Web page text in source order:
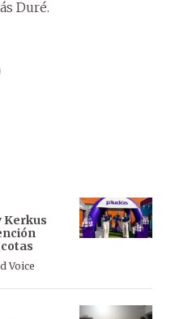
Duré.
Kerkus
Voice